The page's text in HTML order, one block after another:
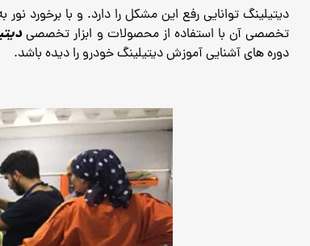
دیتیلینگ توانایی رفع این مشکل را دارد. و با برخورد
تخصصی آن با استفاده از محصولات و ابزار تخصصی
دوره های آشنایی آموزش دیتیلینگ خودرو را دیده باشد.